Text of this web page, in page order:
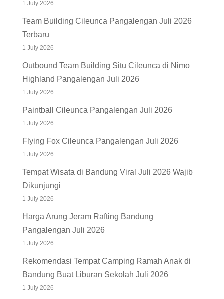
1 July 2026
Team Building Cileunca Pangalengan Juli 2026
Terbaru
1 July 2026
Outbound Team Building Situ Cileunca di Nimo
Highland Pangalengan Juli 2026
1 July 2026
Paintball Cileunca Pangalengan Juli 2026
1 July 2026
Flying Fox Cileunca Pangalengan Juli 2026
1 July 2026
Tempat Wisata di Bandung Viral Juli 2026 Wajib
Dikunjungi
1 July 2026
Harga Arung Jeram Rafting Bandung
Pangalengan Juli 2026
1 July 2026
Rekomendasi Tempat Camping Ramah Anak di
Bandung Buat Liburan Sekolah Juli 2026
1 July 2026